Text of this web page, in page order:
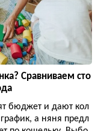
Сравниваем сто
бюджет и дают кол
а няня предл